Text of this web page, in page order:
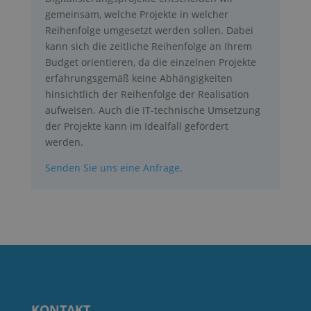
gemeinsam, welche Projekte in welcher
Reihenfolge umgesetzt werden sollen. Dabei
kann sich die zeitliche Reihenfolge an Ihrem
Budget orientieren, da die einzelnen Projekte
erfahrungsgemäß keine Abhängigkeiten
hinsichtlich der Reihenfolge der Realisation
aufweisen. Auch die IT-technische Umsetzung
der Projekte kann im Idealfall gefördert
werden.
Senden Sie uns eine Anfrage.
Targeting Funktions
Nicht
klassifizierte
Performance und Statistik Cookies
Benutzeranmeldung und Kontoverwaltung. Die